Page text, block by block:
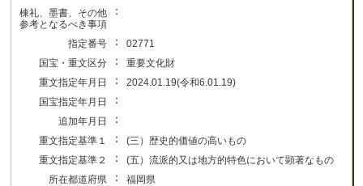
棟礼、墨書、その他
参考となるべき事項
：
指定番号 ：
02771
国宝・重文区分
：
重要文化財
重文指定年月日
：
2024.01.19(令和6.01.19)
国宝指定年月日
：
追加年月日 ：
重文指定基準１ ：
(三）歴史的価値の高いもの
重文指定基準２
：
(五）流派的又は地方的特色において顕著なもの
所在都道府県
：
福岡県